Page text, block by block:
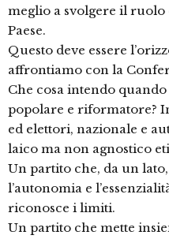
meglio a svolgere il
Paese.
Questo deve essere
affrontiamo con la
Che cosa intendo
popolare e riformatore?
ed elettori, nazionale e
laico ma non agnostico
Un partito che, da un
l’autonomia e
riconosce i limiti.
Un partito che mette